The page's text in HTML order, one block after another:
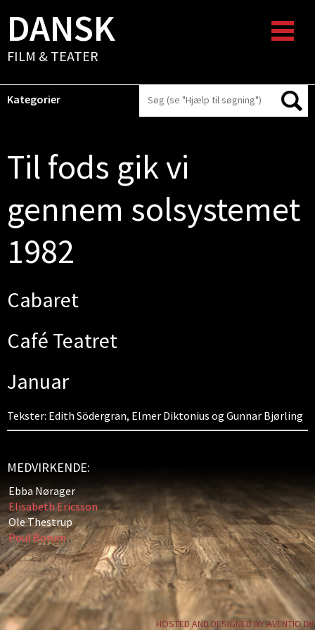
DANSK
FILM & TEATER
Kategorier
Til fods gik vi
gennem solsystemet
1982
Cabaret
Café Teatret
Januar
Tekster: Edith Södergran, Elmer Diktonius og Gunnar Bjørling
MEDVIRKENDE:
Ebba Nørager
Elisabeth Ericsson
Ole Thestrup
Poul Borum
HOSTED AND DESIGNED BY AVENTIO.DK